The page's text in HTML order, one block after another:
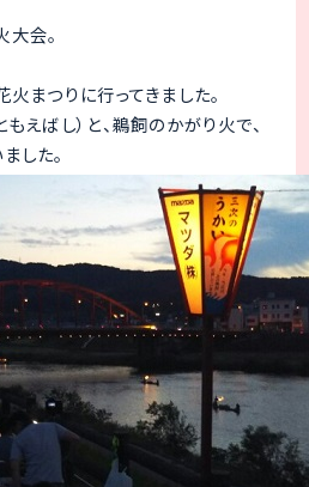
会。
まつりに行ってきました。
えばし）と、鵜飼のかがり火で、
した。